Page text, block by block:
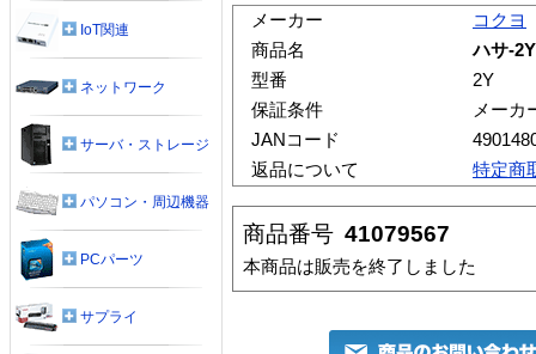
メーカー
コクヨ
商品名
ハサ-
型番
2Y
保証条件
メーカ
JANコード
返品について
特定商
商品番号 41079567
本商品は販売を終了しました
IoT関連
ネットワーク
サーバ・ストレージ
パソコン・周辺機器
PCパーツ
サプライ